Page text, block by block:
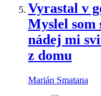
Vyrastal v
Myslel som
nádej mi
z domu
Marián Smatana